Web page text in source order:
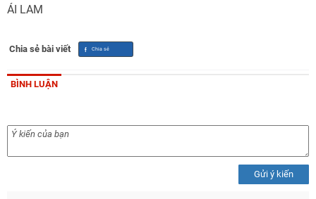
ÁI LAM
Chia sẻ bài viết
BÌNH LUẬN
Gửi ý kiến